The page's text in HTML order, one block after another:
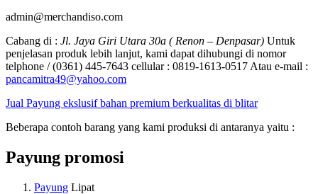
admin@merchandiso.com
Cabang di : Jl. Jaya Giri Utara 30a ( Renon – Denpasar) Untuk
penjelasan produk lebih lanjut, kami dapat dihubungi di nomor
telphone / (0361) 445-7643 cellular : 0819-1613-0517 Atau e-mail :
pancamitra49@yahoo.com
Jual Payung ekslusif bahan premium berkualitas di blitar
Beberapa contoh barang yang kami produksi di antaranya yaitu :
Payung promosi
Payung Lipat